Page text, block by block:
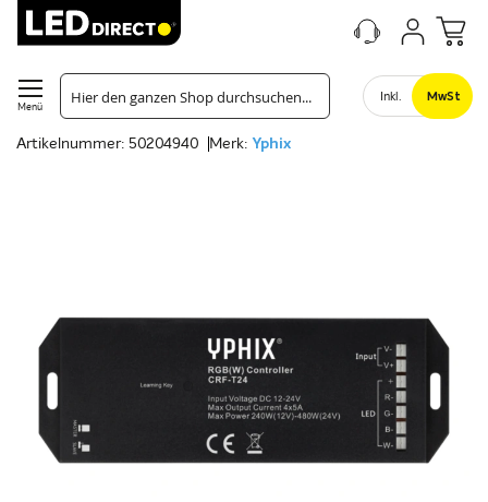
Menü
Inkl. MwSt
Artikelnummer: 50204940 Merk: Yphix